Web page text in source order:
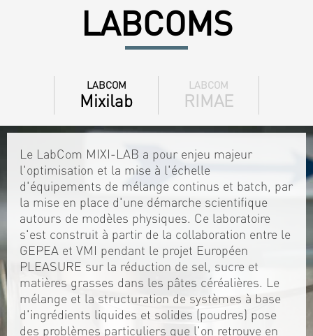
LABCOMS
LABCOM
Mixilab
LABCOM
RIMAE
Le LabCom MIXI-LAB a pour enjeu majeur
l'optimisation et la mise à l'échelle
d'équipements de mélange continus et batch, par
la mise en place d'une démarche scientifique
autours de modèles physiques. Ce laboratoire
s'est construit à partir de la collaboration entre le
GEPEA et VMI pendant le projet Européen
PLEASURE sur la réduction de sel, sucre et
matières grasses dans les pâtes céréalières. Le
mélange et la structuration de systèmes à base
d'ingrédients liquides et solides (poudres) pose
des problèmes particuliers que l'on retrouve en